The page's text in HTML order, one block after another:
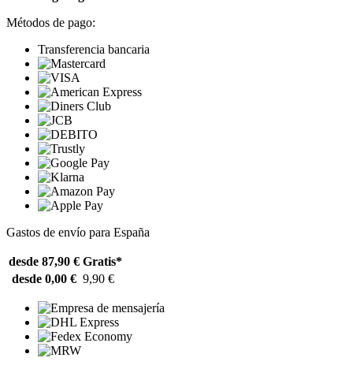
Métodos de pago:
Transferencia bancaria
Gastos de envío para España
desde 87,90 € Gratis*
desde 0,00 € 9,90 €